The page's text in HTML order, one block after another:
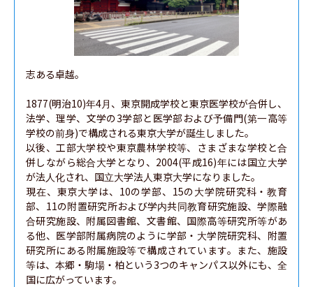
志ある卓越。
1877(明治10)年4月、東京開成学校と東京医学校が合併し、
法学、理学、文学の3学部と医学部および予備門(第一高等
学校の前身)で構成される東京大学が誕生しました。
以後、工部大学校や東京農林学校等、さまざまな学校と合
併しながら総合大学となり、2004(平成16)年には国立大学
が法人化され、国立大学法人東京大学になりました。
現在、東京大学は、10の学部、15の大学院研究科・教育
部、11の附置研究所および学内共同教育研究施設、学際融
合研究施設、附属図書館、文書館、国際高等研究所等があ
る他、医学部附属病院のように学部・大学院研究科、附置
研究所にある附属施設等で構成されています。また、施設
等は、本郷・駒場・柏という3つのキャンパス以外にも、全
国に広がっています。